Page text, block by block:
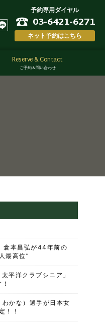
予約専用ダイヤル
03-6421-6271
ネット予約はこちら
Reserve & Contact
ご予約＆問い合わせ
倉本昌弘が44年前の
最高位”
平洋クラブシニア」
かな）選手が日本女
！！